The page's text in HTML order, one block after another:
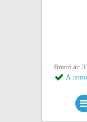
Bruttó ár:
A